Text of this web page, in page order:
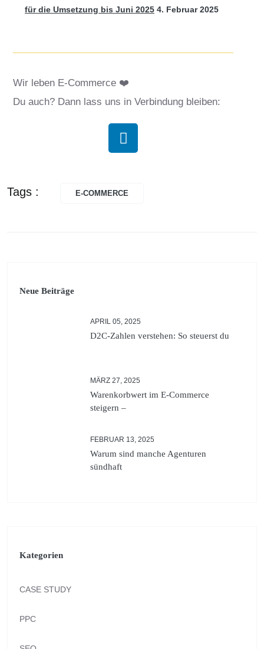
für die Umsetzung bis Juni 2025 4. Februar 2025
Wir leben E-Commerce ❤️
Du auch? Dann lass uns in Verbindung bleiben:
Tags : E-COMMERCE
Neue Beiträge
APRIL 05, 2025
D2C-Zahlen verstehen: So steuerst du
MÄRZ 27, 2025
Warenkorbwert im E-Commerce
steigern –
FEBRUAR 13, 2025
Warum sind manche Agenturen
sündhaft
Kategorien
CASE STUDY
PPC